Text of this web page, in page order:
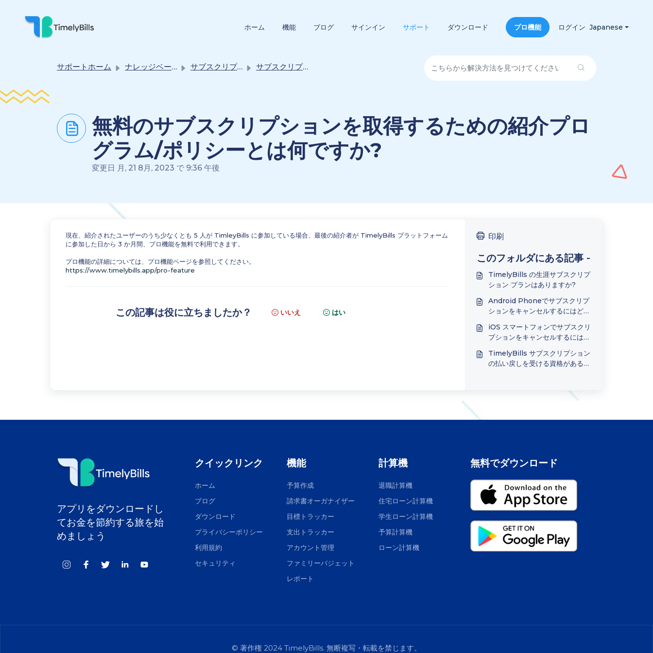
メインコンテンツに移動
ホーム
機能 ブログ サインイン サポート ダウンロード プロ機能 ログイン Japanese
サポートホーム ナレッジベース サブスクリプション / 購入プラン サブスクリプション / 購入プラン
無料のサブスクリプションを取得するための紹介プロ
グラム/ポリシーとは何ですか?
変更日 月, 21 8月, 2023 で 9:36 午後
現在、紹介されたユーザーのうち少なくとも 5 人が TimleyBills に参加している場合、最後の紹介者が TimelyBills プラットフォーム
に参加した日から 3 か月間、プロ機能を無料で利用できます。
プロ機能の詳細については、プロ機能ページを参照してください。
https://www.timelybills.app/pro-feature
この記事は役に立ちましたか？ いいえ はい
印刷
このフォルダにある記事 -
TimelyBills の生涯サブスクリプ
ション プランはありますか?
Android Phoneでサブスクリプ
ションをキャンセルするにはどう
iOS スマートフォンでサブスクリ
プションをキャンセルするにはど
TimelyBills サブスクリプション
の払い戻しを受ける資格がある場
アプリをダウンロードし
てお金を節約する旅を始
めましょう
クイックリンク
ホーム
ブログ
ダウンロード
プライバシーポリシー
利用規約
セキュリティ
機能
予算作成
請求書オーガナイザー
目標トラッカー
支出トラッカー
アカウント管理
ファミリーバジェット
レポート
計算機
退職計算機
住宅ローン計算機
学生ローン計算機
予算計算機
ローン計算機
無料でダウンロード
© 著作権 2024 TimelyBills. 無断複写・転載を禁じます。